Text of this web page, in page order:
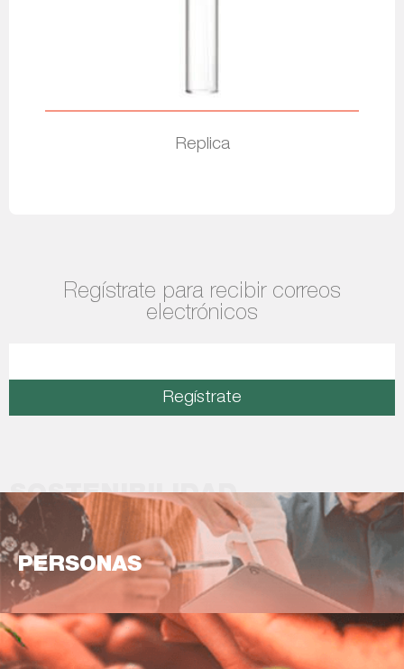
Replica
Regístrate para recibir correos
electrónicos
Regístrate
SOSTENIBILIDAD
PERSONAS